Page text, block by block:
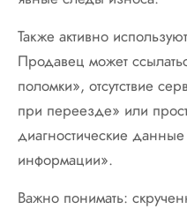
Также активно
Продавец может
поломки», отсутствие
при переезде» или
диагностические
информации».
Важно понимать: